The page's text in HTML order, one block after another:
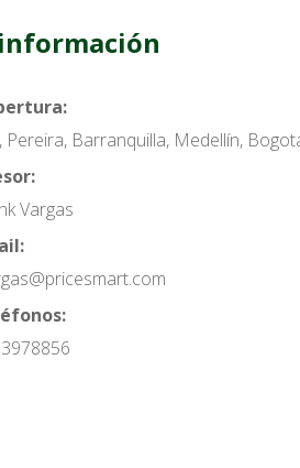
Pereira, Barranquilla, Medellín,
Vargas